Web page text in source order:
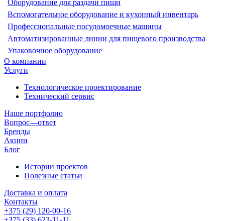
Оборудование для раздачи пищи
Вспомогательное оборудование и кухонный инвентарь
Профессиональные посудомоечные машины
Автоматизированные линии для пищевого производства
Упаковочное оборудование
О компании
Услуги
Технологическое проектирование
Технический сервис
Наше портфолио
Вопрос—ответ
Бренды
Акции
Блог
Истории проектов
Полезные статьи
Доставка и оплата
Контакты
+375 (29) 120-00-16